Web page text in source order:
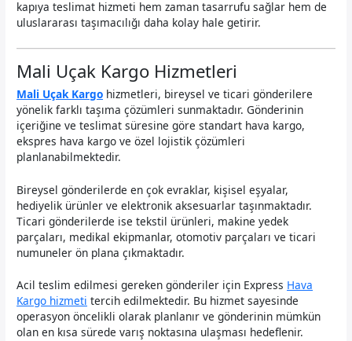
kapıya teslimat hizmeti hem zaman tasarrufu sağlar hem de
uluslararası taşımacılığı daha kolay hale getirir.
Mali Uçak Kargo Hizmetleri
Mali Uçak Kargo hizmetleri, bireysel ve ticari gönderilere
yönelik farklı taşıma çözümleri sunmaktadır. Gönderinin
içeriğine ve teslimat süresine göre standart hava kargo,
ekspres hava kargo ve özel lojistik çözümleri
planlanabilmektedir.
Bireysel gönderilerde en çok evraklar, kişisel eşyalar,
hediyelik ürünler ve elektronik aksesuarlar taşınmaktadır.
Ticari gönderilerde ise tekstil ürünleri, makine yedek
parçaları, medikal ekipmanlar, otomotiv parçaları ve ticari
numuneler ön plana çıkmaktadır.
Acil teslim edilmesi gereken gönderiler için Express Hava
Kargo hizmeti tercih edilmektedir. Bu hizmet sayesinde
operasyon öncelikli olarak planlanır ve gönderinin mümkün
olan en kısa sürede varış noktasına ulaşması hedeflenir.